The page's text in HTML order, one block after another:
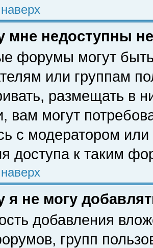
мне недоступны
форумы могут
или группам
размещать в
вам могут
с модератором
доступа к таким
я не могу
добавления
групп